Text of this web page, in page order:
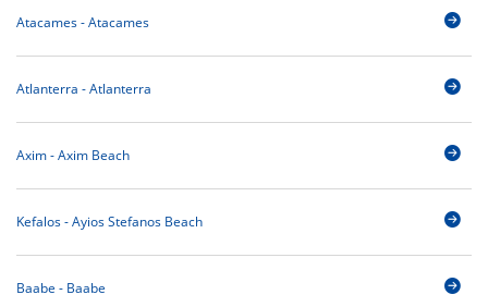
Atacames - Atacames
Atlanterra - Atlanterra
Axim - Axim Beach
Kefalos - Ayios Stefanos Beach
Baabe - Baabe